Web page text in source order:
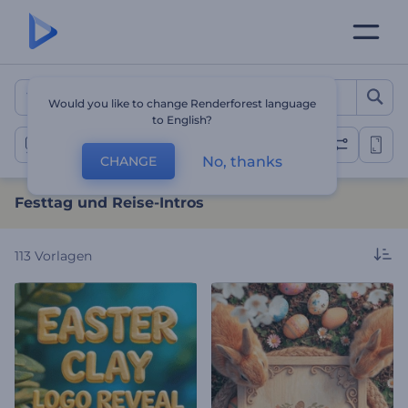
Festtag und Reise-Intros
Festtag Logo
Festtag und Reise-Intros
113 Vorlagen
Would you like to change Renderforest language
to English?
CHANGE No, thanks